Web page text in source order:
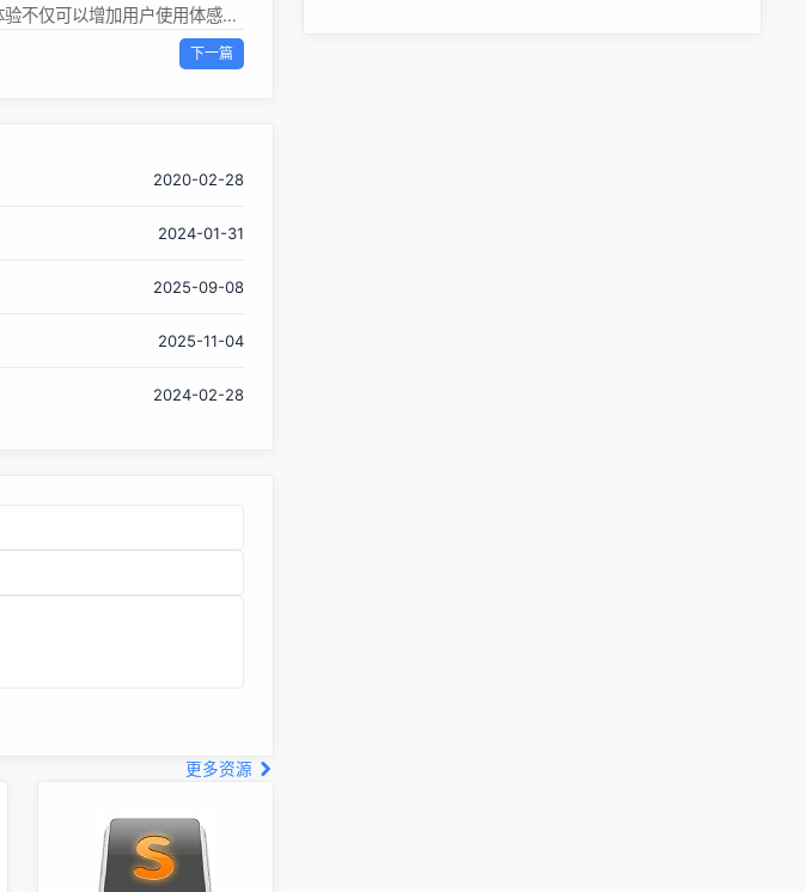
不仅可以增加用户使用体感，
使用粘性。 对现状分析，主要
存在白屏、页面加载过多资源
架：骨架体积大小减少44%
骨架屏是指在页面加载时，临
页面的用户体验。 骨架示意图
虽然骨架屏可以让用户在视觉
际渲染的是什么样的内容，若是
下一篇
2020-02-28
2024-01-31
2025-09-08
2025-11-04
2024-02-28
更多资源